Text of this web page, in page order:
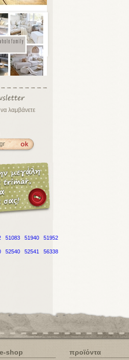
λαμβάνετε
51083 51940 51952
52540 52541 56338
e-shop προϊόντα